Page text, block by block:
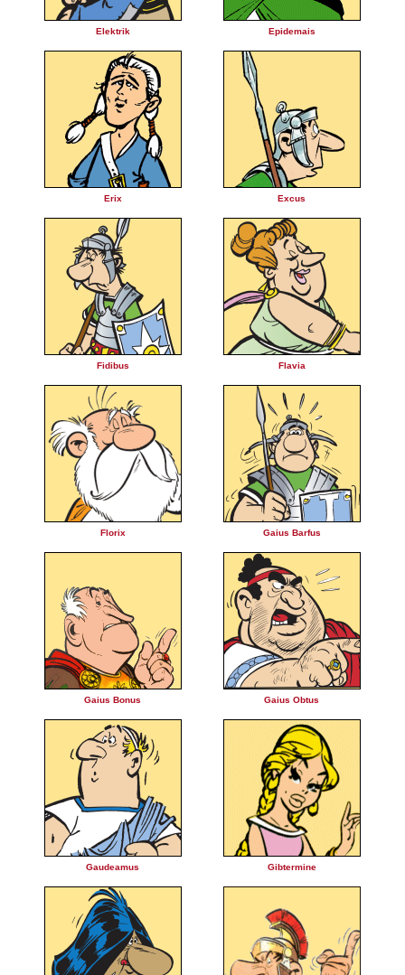
Elektrik Epidemais
Erix Excus
Fidibus Flavia
Florix Gaius Barfus
Gaius Bonus Gaius Obtus
Gaudeamus Gibtermine